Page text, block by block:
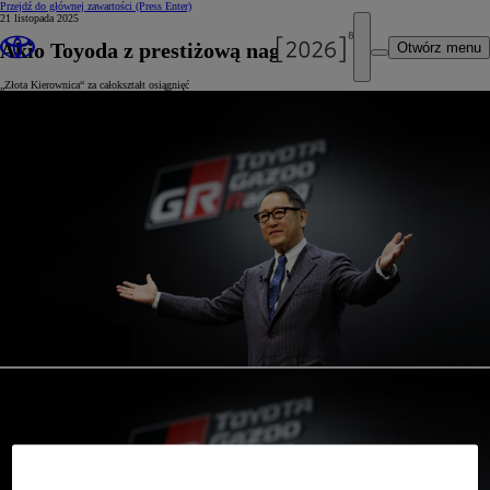
Przejdź do głównej zawartości (Press Enter)
Otwórz menu
21 listopada 2025
Akio Toyoda z prestiżową nagrodą
„Złota Kierownica“ za całokształt osiągnięć